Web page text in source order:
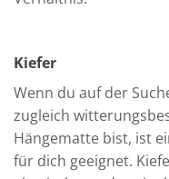
Kiefer
Wenn du auf der
zugleich
Hängematte bist, ist
für dich geeignet.